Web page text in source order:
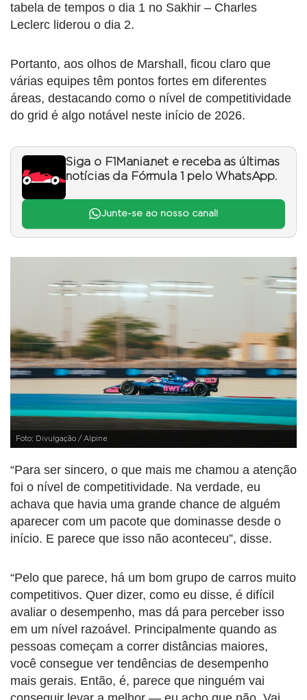
tabela de tempos o dia 1 no Sakhir – Charles
Leclerc liderou o dia 2.
Portanto, aos olhos de Marshall, ficou claro que
várias equipes têm pontos fortes em diferentes
áreas, destacando como o nível de competitividade
do grid é algo notável neste início de 2026.
Siga o F1Mania.net e receba as últimas
notícias da Fórmula 1 pelo WhatsApp.
Junte-se ao nosso canal!
Foto: Divulgação / Alpine
“Para ser sincero, o que mais me chamou a atenção
foi o nível de competitividade. Na verdade, eu
achava que havia uma grande chance de alguém
aparecer com um pacote que dominasse desde o
início. E parece que isso não aconteceu”, disse.
“Pelo que parece, há um bom grupo de carros muito
competitivos. Quer dizer, como eu disse, é difícil
avaliar o desempenho, mas dá para perceber isso
em um nível razoável. Principalmente quando as
pessoas começam a correr distâncias maiores,
você consegue ver tendências de desempenho
mais gerais. Então, é, parece que ninguém vai